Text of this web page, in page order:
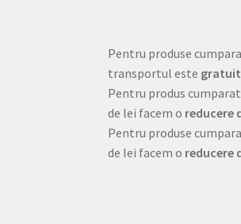
Pentru produse
transportul este gratuit
Pentru produs
de lei facem o reducere
Pentru produse
de lei facem o reducere